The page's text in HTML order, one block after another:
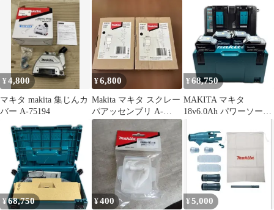
ッチメント【ハンズク
ラフト島根出雲】
¥4,800
マキタ makita 集じんカ
バー A-75194
¥6,800
Makita マキタ スクレー
パアッセンブリ A-
68155 2個セット
¥ 68,750
MAKITA マキタ
18v6.0Ah パワーソース
BL1860B×４) ※PSEマ
ークあり A-67094
¥68,750 ¥400 ¥ 5,000